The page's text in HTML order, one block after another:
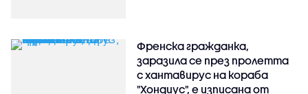
Френска гражданка,
заразила се през пролетта
с хантавирус на кораба
"Хондиус", е изписана от